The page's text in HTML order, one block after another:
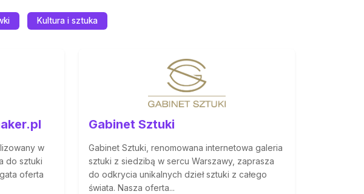
Kultura i sztuka
w
do sztuki
oferta
Gabinet Sztuki
Gabinet Sztuki, renomowana internetowa galeria
sztuki z siedzibą w sercu Warszawy, zaprasza
do odkrycia unikalnych dzieł sztuki z całego
świata. Nasza oferta...